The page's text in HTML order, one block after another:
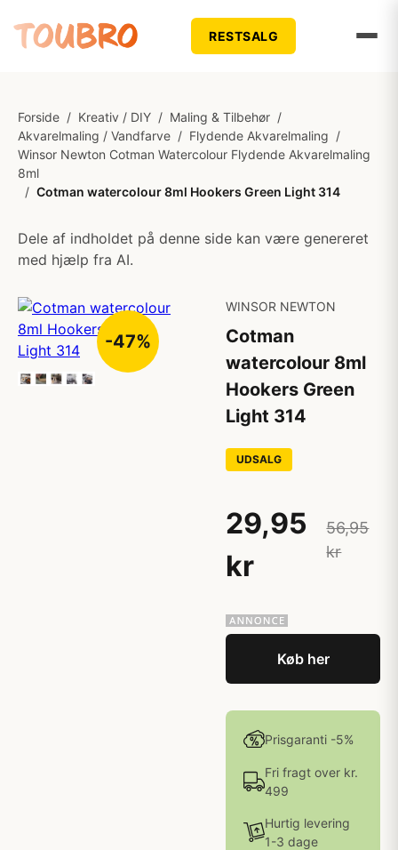
RESTSALG
Forside / Kreativ / DIY / Maling & Tilbehør /
Akvarelmaling / Vandfarve / Flydende Akvarelmaling /
Winsor Newton Cotman Watercolour Flydende Akvarelmaling
8ml
/ Cotman watercolour 8ml Hookers Green Light 314
Dele af indholdet på denne side kan være genereret
med hjælp fra AI.
-47%
WINSOR NEWTON
Cotman
watercolour 8ml
Hookers Green
Light 314
UDSALG
29,95
kr
56,95
kr
Køb her
Prisgaranti -5%
Fri fragt over kr.
499
Hurtig levering
1-3 dage